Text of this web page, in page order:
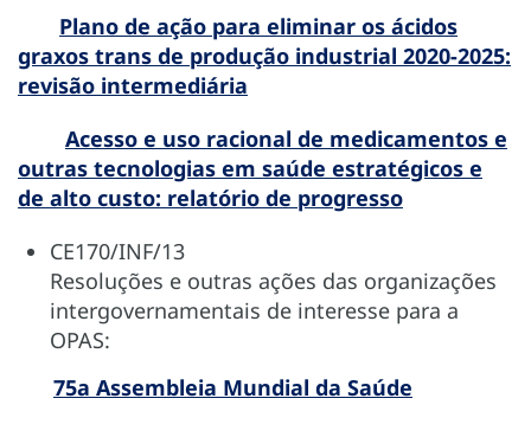
Plano de ação para eliminar os ácidos
graxos trans de produção industrial 2020-2025:
revisão intermediária
Acesso e uso racional de medicamentos e
outras tecnologias em saúde estratégicos e
de alto custo: relatório de progresso
CE170/INF/13
Resoluções e outras ações das organizações
intergovernamentais de interesse para a
OPAS:
75a Assembleia Mundial da Saúde